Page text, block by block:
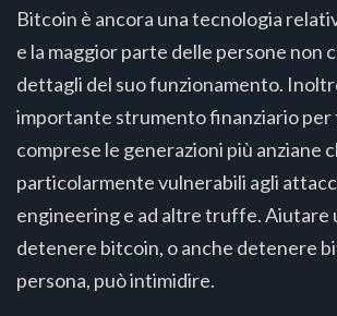
Bitcoin è ancora una tecnologia
e la maggior parte delle persone non
dettagli del suo funzionamento.
importante strumento finanziario per
comprese le generazioni più anziane
particolarmente vulnerabili agli
engineering e ad altre truffe. Aiutare
detenere bitcoin, o anche detenere
persona, può intimidire.